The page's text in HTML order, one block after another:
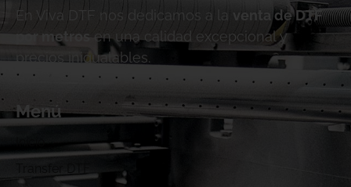
En Viva DTF nos dedicamos a la
venta de DTF
por metros
en una calidad excepcional y
precios inigualables.
Menú